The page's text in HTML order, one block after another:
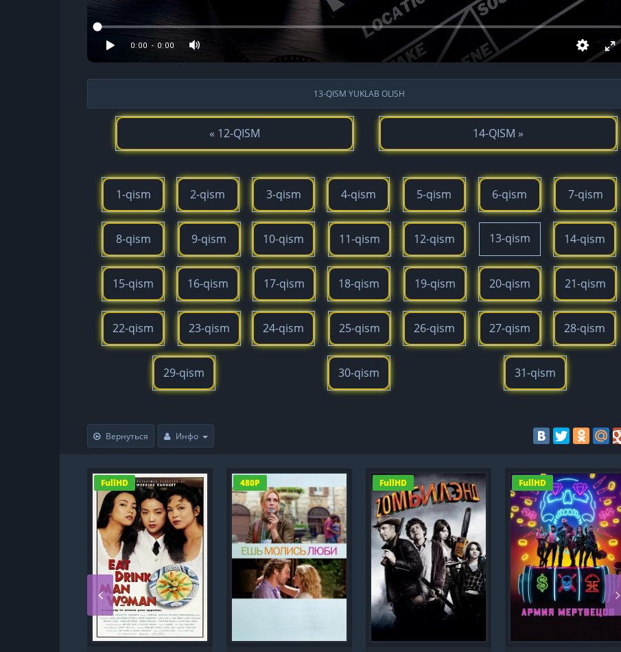
13-QISM YUKLAB OLISH
« 12-QISM 14-QISM »
1-qism 2-qism 3-qism 4-qism 5-qism 6-qism 7-qism
8-qism 9-qism 10-qism 11-qism 12-qism 13-qism 14-qism
15-qism 16-qism 17-qism 18-qism 19-qism 20-qism 21-qism
22-qism 23-qism 24-qism 25-qism 26-qism 27-qism 28-qism
29-qism 30-qism 31-qism
Вернуться Инфо
FullHD 480P FullHD FullHD